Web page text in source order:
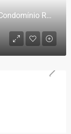
Casa/Terreno a Venda no Green View Condomínio Reserva – Montanhas Capixabas